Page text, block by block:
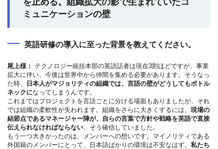
ミュニケーションの壁
英語研修の導入に至った背景を教えてください。
尾上様：
テクノロジー統括本部の英語話者は現在3割ほどですが、事業
拡大に伴い、今後は世界中から仲間を集める必要があります。そうなっ
た時、
日本人がマジョリティの組織では、言語の壁がどうしてもボトル
ネックになってしまうんです。
これまではプロジェクトを言語ごとに分ける場面もありましたが、それ
では組織の柔軟性が失われます。組織をさらに大きくするには、 現場の
結節点であるマネージャー陣が、自らの言葉で方針や戦略を英語で直接
伝えられなければならない 、そう確信していました。
もう一つ大きかったのは、メンバーへの想いです。マイノリティである
外国籍のメンバーにとって、日本語ばかりの環境は不安なはず。 私たち